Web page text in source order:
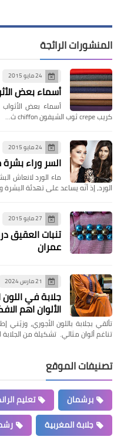
المنشورات الرائجة
24 مايو 2015
أسماء بعض
كريب crepe ثوب الشيفون chiffon ث…
24 مايو 2015
السر وراء
ماء الورد لانعاش
الورد، إذ أنّه يساعد على تهدئة البشرة
27 مايو 2015
تنبات
عمران
21 مارس 2024
جلابة في
الألوان اهم
تألقي بجلابة باللون الأجوري،
تناغم ألوان مثالي. تشكيلة من الجلابة
تصنيفات الموقع
برشمان تعليم
جلابة المغربية